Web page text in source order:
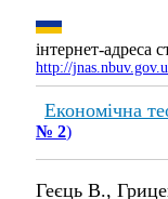
інтернет-адреса
http://
Економічна
№ 2)
Геєць В.,